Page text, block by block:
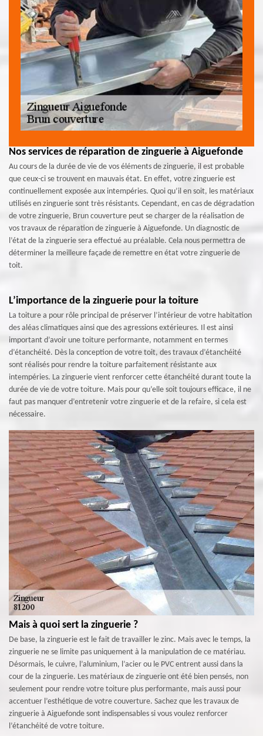
Nos services de réparation de zinguerie à Aiguefonde
Au cours de la durée de vie de vos éléments de zinguerie, il est probable
que ceux-ci se trouvent en mauvais état. En effet, votre zinguerie est
continuellement exposée aux intempéries. Quoi qu’il en soit, les matériaux
utilisés en zinguerie sont très résistants. Cependant, en cas de dégradation
de votre zinguerie, Brun couverture peut se charger de la réalisation de
vos travaux de réparation de zinguerie à Aiguefonde. Un diagnostic de
l’état de la zinguerie sera effectué au préalable. Cela nous permettra de
déterminer la meilleure façade de remettre en état votre zinguerie de
toit.
L’importance de la zinguerie pour la toiture
La toiture a pour rôle principal de préserver l’intérieur de votre habitation
des aléas climatiques ainsi que des agressions extérieures. Il est ainsi
important d’avoir une toiture performante, notamment en termes
d’étanchéité. Dès la conception de votre toit, des travaux d’étanchéité
sont réalisés pour rendre la toiture parfaitement résistante aux
intempéries. La zinguerie vient renforcer cette étanchéité durant toute la
durée de vie de votre toiture. Mais pour qu’elle soit toujours efficace, il ne
faut pas manquer d’entretenir votre zinguerie et de la refaire, si cela est
nécessaire.
Mais à quoi sert la zinguerie ?
De base, la zinguerie est le fait de travailler le zinc. Mais avec le temps, la
zinguerie ne se limite pas uniquement à la manipulation de ce matériau.
Désormais, le cuivre, l’aluminium, l’acier ou le PVC entrent aussi dans la
cour de la zinguerie. Les matériaux de zinguerie ont été bien pensés, non
seulement pour rendre votre toiture plus performante, mais aussi pour
accentuer l’esthétique de votre couverture. Sachez que les travaux de
zinguerie à Aiguefonde sont indispensables si vous voulez renforcer
l’étanchéité de votre toiture.